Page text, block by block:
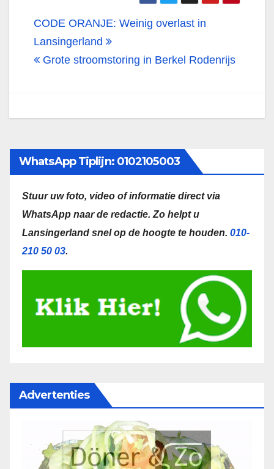
Bericht
navigatie
CODE ORANJE: Weinig overlast in
Lansingerland
Grote stroomstoring in Berkel Rodenrijs
WhatsApp Tiplijn: 0102105003
Stuur uw foto, video of informatie direct via
WhatsApp naar de redactie. Zo helpt u
Lansingerland snel op de hoogte te houden. 010-
210 50 03.
Advertenties